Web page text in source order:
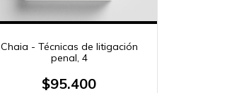
Chaia - Técnicas de litigación
penal, 4
$95.400